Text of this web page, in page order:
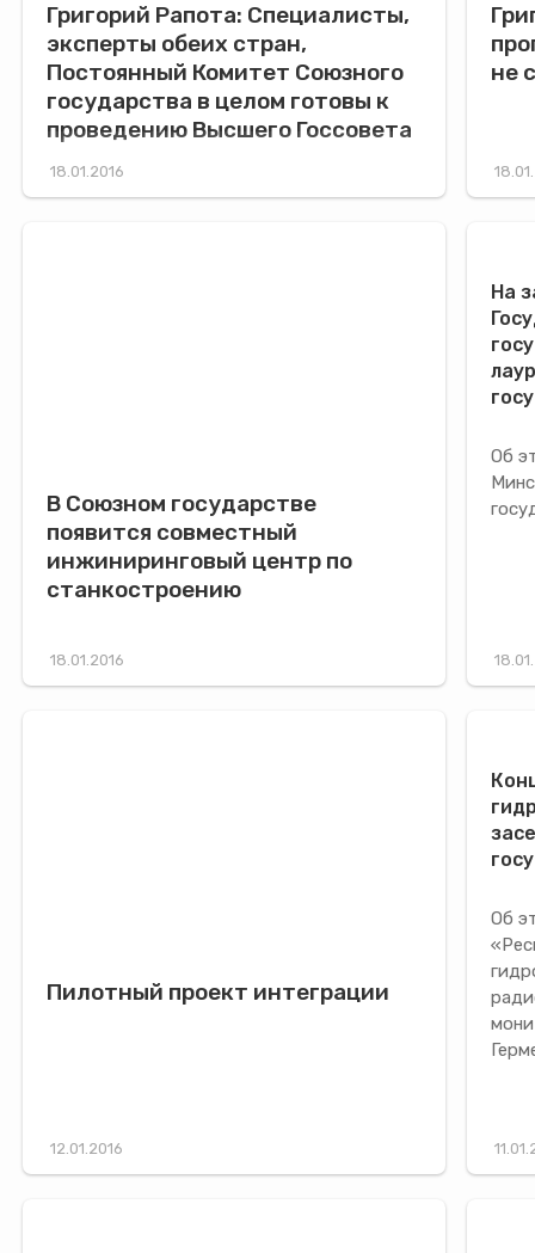
Григорий Рапота: Специалисты,
эксперты обеих стран,
Постоянный Комитет Союзного
государства в целом готовы к
проведению Высшего Госсовета
18.01.2016
не
В Союзном государстве
появится совместный
инжиниринговый центр по
станкостроению
18.01.2016
На
Об
Пилотный проект интеграции
12.01.2016
Об